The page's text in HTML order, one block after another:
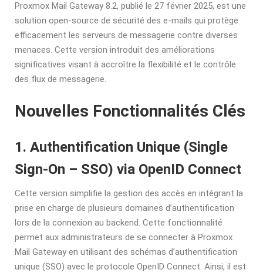
Proxmox Mail Gateway 8.2, publié le 27 février 2025, est une
solution open-source de sécurité des e-mails qui protège
efficacement les serveurs de messagerie contre diverses
menaces. Cette version introduit des améliorations
significatives visant à accroître la flexibilité et le contrôle
des flux de messagerie.
Nouvelles Fonctionnalités Clés
1. Authentification Unique (Single
Sign-On – SSO) via OpenID Connect
Cette version simplifie la gestion des accès en intégrant la
prise en charge de plusieurs domaines d’authentification
lors de la connexion au backend. Cette fonctionnalité
permet aux administrateurs de se connecter à Proxmox
Mail Gateway en utilisant des schémas d’authentification
unique (SSO) avec le protocole OpenID Connect. Ainsi, il est